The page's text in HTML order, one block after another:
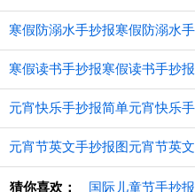
寒假防溺水手抄报寒假防溺水
寒假读书手抄报寒假读书手抄
元宵快乐手抄报简单元宵快乐
元宵节英文手抄报图元宵节英
猜你喜欢： 国际儿童节手抄